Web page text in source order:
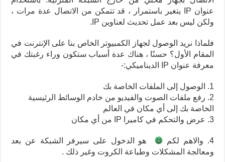
عنوان IP يتغير باستمرار ، قد تتمكن من الاتصال عدة مرات ،
ولكن ليس بعد عمل تحديث لعناوين IP.
فلماذا نريد الوصول لجهاز الكمبيوتر الخاص بنا على الإنترنت في
المقام الأول؟حسنًا ، هناك عدة أسباب ستكون وراء رغبتك في
معرفة عنوان IP الديناميكي:-
1. الوصول إلى الملفات الخاصة بك
2. رفع ملفات الصوت والفيديو من خادم الوسائط الرئيسية
الخاصة بك إلى أي مكان في العالم
3. عرض والتحكم في كاميرا IP من أي مكان
4. والاهم لكم
هو الدخول على سيرفر الشبكة عن بعد
ومعالجة المشكلات وطباعة الكروت وغير ذلك .